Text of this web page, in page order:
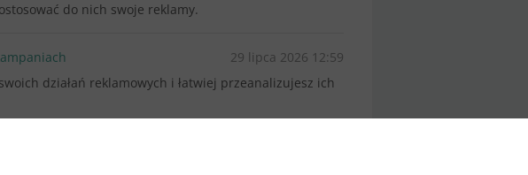
do nich swoje reklamy.
29 lipca 2026 12:59
działań reklamowych i łatwiej przeanalizujesz ich